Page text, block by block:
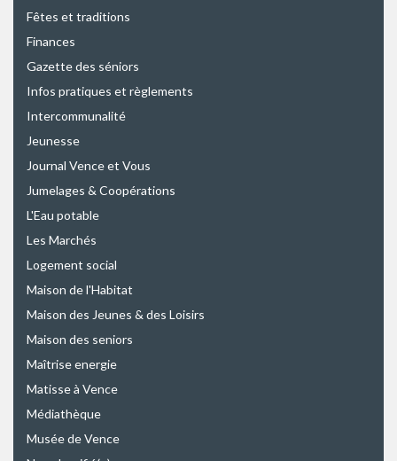
Fêtes et traditions
Finances
Gazette des séniors
Infos pratiques et règlements
Intercommunalité
Jeunesse
Journal Vence et Vous
Jumelages & Coopérations
L'Eau potable
Les Marchés
Logement social
Maison de l'Habitat
Maison des Jeunes & des Loisirs
Maison des seniors
Maîtrise energie
Matisse à Vence
Médiathèque
Musée de Vence